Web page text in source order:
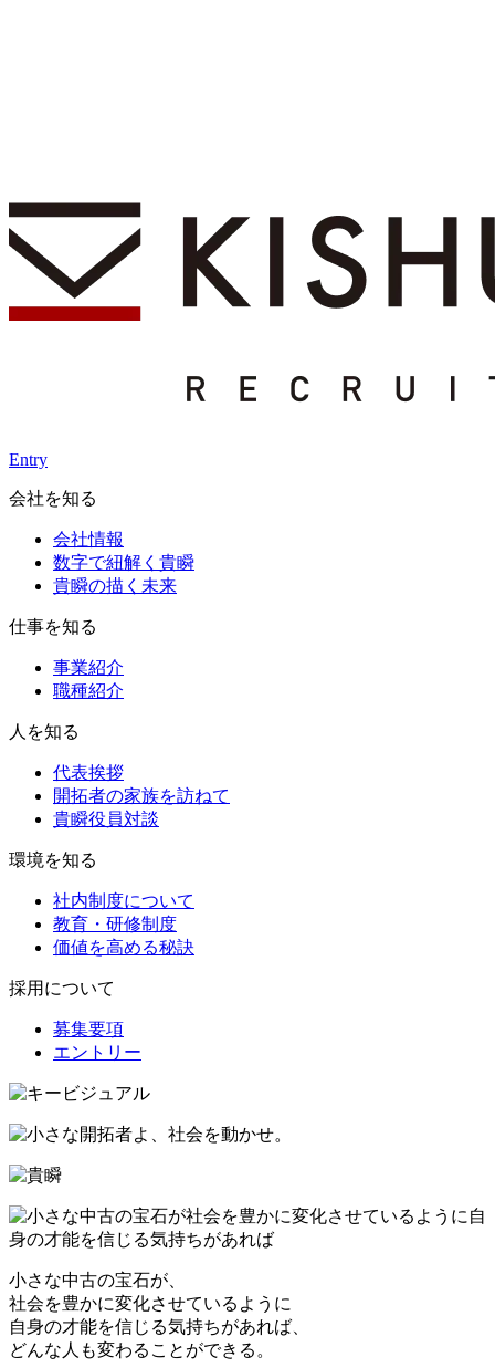
Entry
会社を知る
会社情報
数字で紐解く貴瞬
貴瞬の描く未来
仕事を知る
事業紹介
職種紹介
人を知る
代表挨拶
開拓者の家族を訪ねて
貴瞬役員対談
環境を知る
社内制度について
教育・研修制度
価値を高める秘訣
採用について
募集要項
エントリー
小さな中古の宝石が、
社会を豊かに変化させているように
自身の才能を信じる気持ちがあれば、
どんな人も変わることができる。